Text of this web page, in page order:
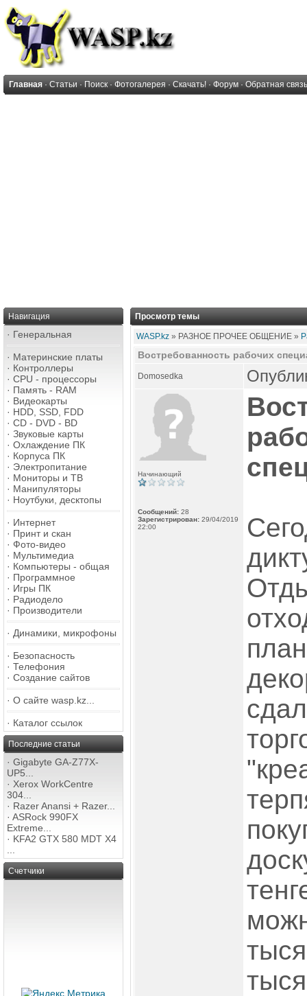
Главная · Статьи · Поиск · Фотогалерея · Скачать! · Форум · Обратная связь
Навигация
· Генеральная
· Материнские платы
· Контроллеры
· CPU - процессоры
· Память - RAM
· Видеокарты
· HDD, SSD, FDD
· CD - DVD - BD
· Звуковые карты
· Охлаждение ПК
· Корпуса ПК
· Электропитание
· Мониторы и ТВ
· Манипуляторы
· Ноутбуки, десктопы
· Интернет
· Принт и скан
· Фото-видео
· Мультимедиа
· Компьютеры - общая
· Программное
· Игры ПК
· Радиодело
· Производители
· Динамики, микрофоны
· Безопасность
· Телефония
· Создание сайтов
· О сайте wasp.kz...
· Каталог ссылок
Последние статьи
· Gigabyte GA-Z77X-
UP5...
· Xerox WorkCentre
304...
· Razer Anansi + Razer...
· ASRock 990FX
Extreme...
· KFA2 GTX 580 MDT X4
Счетчики
Просмотр темы
WASP.kz » РАЗНОЕ ПРОЧЕЕ ОБЩЕНИЕ »
Востребованность рабочих
Domosedka
Начинающий
Сообщений: 28
Зарегистрирован: 29/04/2019
22:00